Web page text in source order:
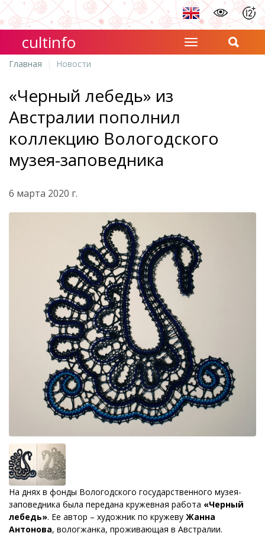
cultinfo
Главная Новости
«Черный лебедь» из
Австралии пополнил
коллекцию Вологодского
музея-заповедника
6 марта 2020 г.
На днях в фонды Вологодского государственного музея-
заповедника была передана кружевная работа «Черный
лебедь». Ее автор – художник по кружеву Жанна
Антонова, вологжанка, проживающая в Австралии.